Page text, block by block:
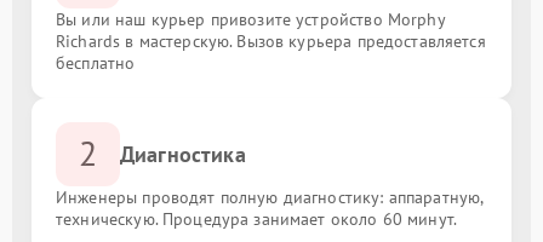
Вы или наш курьер привозите устройство Morphy
Richards в мастерскую. Вызов курьера предоставляется
бесплатно
2 Диагностика
Инженеры проводят полную диагностику: аппаратную,
техническую. Процедура занимает около 60 минут.